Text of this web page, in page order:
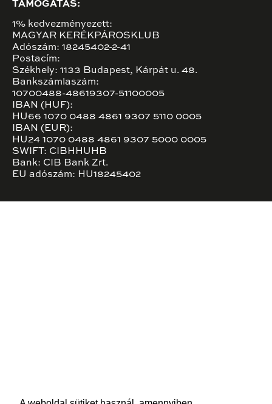
TÁMOGATÁS:
1% kedvezményezett:
MAGYAR KERÉKPÁROSKLUB
Adószám: 18245402-2-41
Postacím:
Székhely: 1133 Budapest, Kárpát u. 48.
Bankszámlaszám:
10700488-48619307-51100005
IBAN (HUF):
HU66 1070 0488 4861 9307 5110 0005
IBAN (EUR):
HU24 1070 0488 4861 9307 5000 0005
SWIFT: CIBHHUHB
Bank: CIB Bank Zrt.
EU adószám: HU18245402